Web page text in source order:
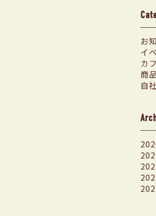
お
イ
カ
商
自